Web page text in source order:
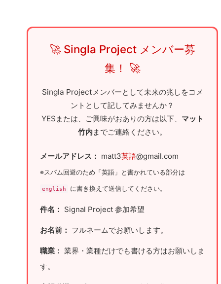
🚀 Singla Project メンバー募
集！ 🚀
Singla Projectメンバーとして未来の兆しをコメ
ントとして記してみませんか？
YESまたは、ご興味がおありの方は以下、 マット
竹内 までご連絡ください。
メールアドレス： matt3英語@gmail.com
※スパム回避のため「英語」と書かれている部分は
english に書き換えて送信してください。
件名： Signal Project 参加希望
お名前： フルネームでお願いします。
職業： 業界・業種だけでも書ける方はお願いしま
す。